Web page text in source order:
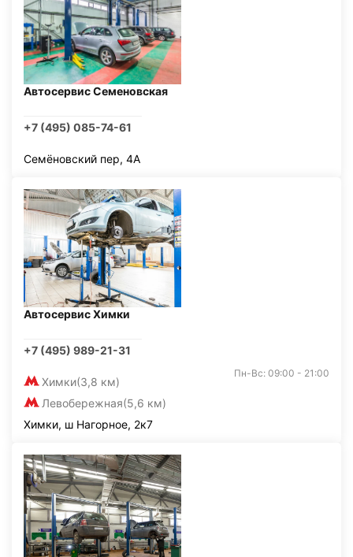
Автосервис Семеновская
+7 (495) 085-74-61
Семёновский пер, 4А
Автосервис Химки
+7 (495) 989-21-31
Химки(3,8 км)
Левобережная(5,6 км)
Пн-Вс: 09:00 - 21:00
Химки, ш Нагорное, 2к7